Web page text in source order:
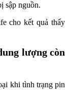
sập nguồn.
cho kết quả thấy
lượng còn
khi tình trạng pin